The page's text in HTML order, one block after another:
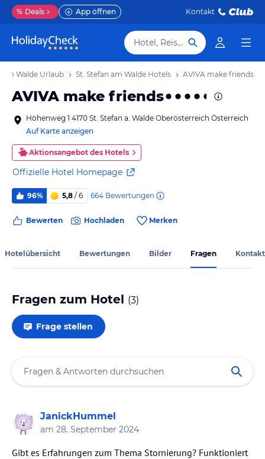
% Deals App öffnen Kontakt
Hotel, Reiseziel
am Walde Urlaub St. Stefan am Walde Hotels AVIVA make friends
AVIVA make friends
Höhenweg 1 4170 St. Stefan a. Walde Oberösterreich Österreich
Auf Karte anzeigen
Aktionsangebot des Hotels
Offizielle Hotel Homepage
96% 5,8 / 6 664 Bewertungen
Bewerten Hochladen Merken
Hotelübersicht Bewertungen Bilder Fragen Kontakt
Fragen zum Hotel (3)
Frage stellen
JanickHummel
am 28. September 2024
Gibt es Erfahrungen zum Thema Stornierung? Funktioniert